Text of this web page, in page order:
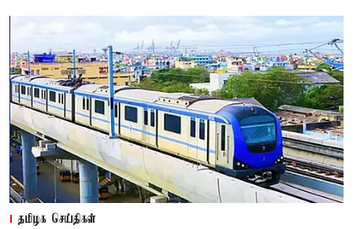
தமிழக செய்திகள்